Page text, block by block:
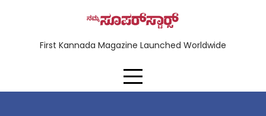
First Kannada Magazine Launched Worldwide